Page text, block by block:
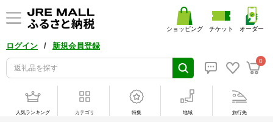
ログイン / 新規会員登録
0
ショッピング チケット オーダー
人気ランキング カテゴリ 特集 地域 旅行先